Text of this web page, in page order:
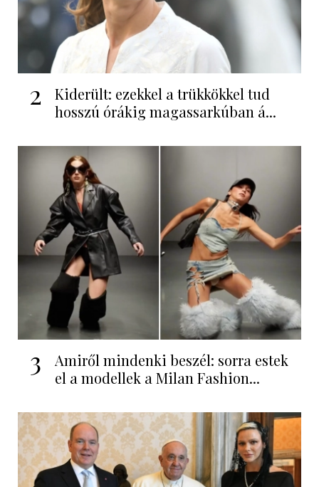
2
Kiderült: ezekkel a trükkökkel tud
hosszú órákig magassarkúban á...
3
Amiről mindenki beszél: sorra estek
el a modellek a Milan Fashion...